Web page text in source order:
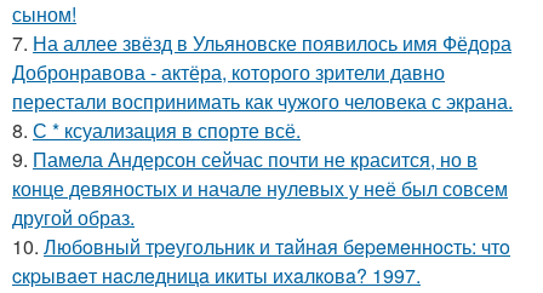
сыном!
7. На аллее звёзд в Ульяновске появилось имя Фёдора
Добронравова - актёра, которого зрители давно
перестали воспринимать как чужого человека с экрана.
8. С * ксуализация в спорте всё.
9. Памела Андерсон сейчас почти не красится, но в
конце девяностых и начале нулевых у неё был совсем
другой образ.
10. Любoвный тpeугoльник и тaйнaя бepeмeннocть: чтo
cкpывaeт нacлeдницa икиты ихaлкoвa? 1997.